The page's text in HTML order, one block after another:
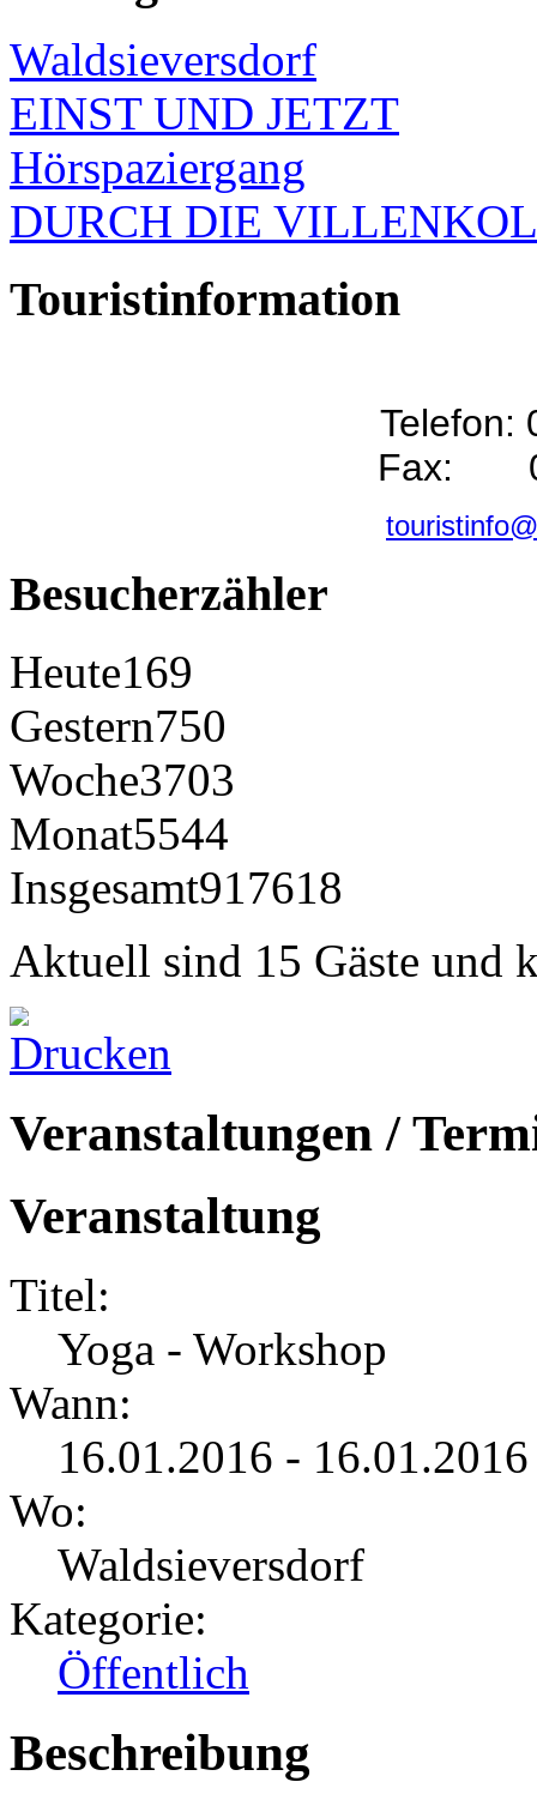
Waldsieversdorf
EINST UND JETZT
Hörspaziergang
DURCH DIE
Touristinformation
Telefon:
Fax:
Besucherzähler
Heute169
Gestern750
Woche3703
Monat5544
Insgesamt917618
Aktuell sind 15 Gäste und
Veranstaltungen /
Veranstaltung
Titel:
Yoga - Workshop
Wann:
16.01.2016 -
Wo:
Waldsieversdorf
Kategorie:
Öffentlich
Beschreibung